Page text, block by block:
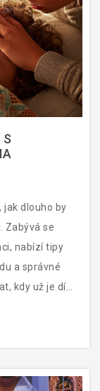
jak dlouho by
Zabývá se
nabízí tipy
a správné
kdy už je dítě